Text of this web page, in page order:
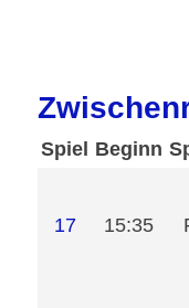
Spiel Beginn
17 15:35